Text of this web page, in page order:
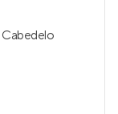
Cabedelo